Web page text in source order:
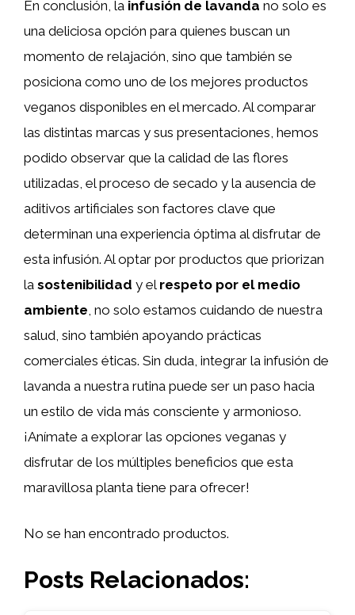
En conclusión, la infusión de lavanda no solo es
una deliciosa opción para quienes buscan un
momento de relajación, sino que también se
posiciona como uno de los mejores productos
veganos disponibles en el mercado. Al comparar
las distintas marcas y sus presentaciones, hemos
podido observar que la calidad de las flores
utilizadas, el proceso de secado y la ausencia de
aditivos artificiales son factores clave que
determinan una experiencia óptima al disfrutar de
esta infusión. Al optar por productos que priorizan
la sostenibilidad y el respeto por el medio
ambiente, no solo estamos cuidando de nuestra
salud, sino también apoyando prácticas
comerciales éticas. Sin duda, integrar la infusión de
lavanda a nuestra rutina puede ser un paso hacia
un estilo de vida más consciente y armonioso.
¡Anímate a explorar las opciones veganas y
disfrutar de los múltiples beneficios que esta
maravillosa planta tiene para ofrecer!
No se han encontrado productos.
Posts Relacionados: